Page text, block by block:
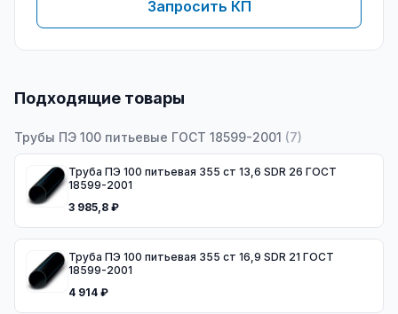
Запросить КП
Подходящие товары
Трубы ПЭ 100 питьевые ГОСТ 18599-2001 (7)
Труба ПЭ 100 питьевая 355 ст 13,6 SDR 26 ГОСТ
18599-2001
3 985,8 ₽
Труба ПЭ 100 питьевая 355 ст 16,9 SDR 21 ГОСТ
18599-2001
4 914 ₽